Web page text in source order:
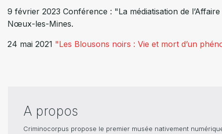
9 février 2023 Conférence : "La médiatisation de
Nœux-les-Mines.
24 mai 2021 "Les Blousons noirs : Vie et mort d’un
A propos
Criminocorpus propose le premier musée nativement